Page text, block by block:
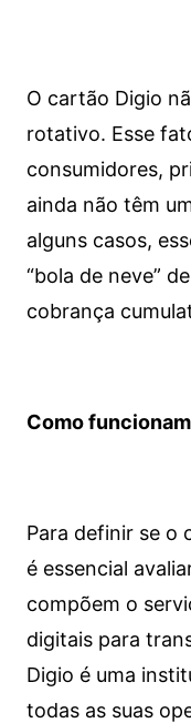
O cartão Digio
rotativo. Esse
consumidores,
ainda não têm
alguns casos,
“bola de neve”
cobrança
Como
Para definir se o
é essencial
compõem o
digitais para
Digio é uma
todas as suas